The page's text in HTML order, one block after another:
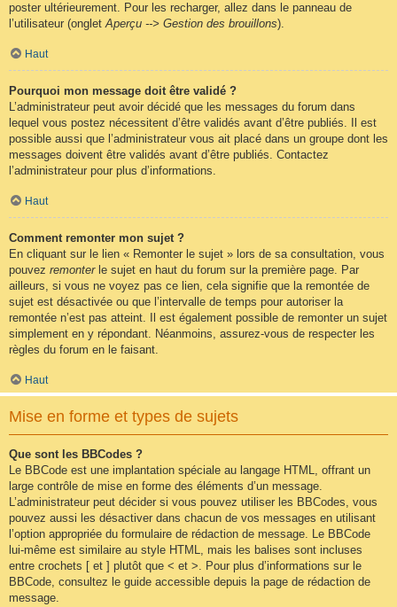
poster ultérieurement. Pour les recharger, allez dans le panneau de
l’utilisateur (ongletAperçu --> Gestion des brouillons).
Haut
Pourquoi mon message doit être validé ?
L’administrateur peut avoir décidé que les messages du forum dans
lequel vous postez nécessitent d’être validés avant d’être publiés. Il est
possible aussi que l’administrateur vous ait placé dans un groupe dont les
messages doivent être validés avant d’être publiés. Contactez
l’administrateur pour plus d’informations.
Haut
Comment remonter mon sujet ?
En cliquant sur le lien « Remonter le sujet » lors de sa consultation, vous
pouvez remonterle sujet en haut du forum sur la première page. Par
ailleurs, si vous ne voyez pas ce lien, cela signifie que la remontée de
sujet est désactivée ou que l’intervalle de temps pour autoriser la
remontée n’est pas atteint. Il est également possible de remonter un sujet
simplement en y répondant. Néanmoins, assurez-vous de respecter les
règles du forum en le faisant.
Haut
Mise en forme et types de sujets
Que sont les BBCodes ?
Le BBCode est une implantation spéciale au langage HTML, offrant un
large contrôle de mise en forme des éléments d’un message.
L’administrateur peut décider si vous pouvez utiliser les BBCodes, vous
pouvez aussi les désactiver dans chacun de vos messages en utilisant
l’option appropriée du formulaire de rédaction de message. Le BBCode
lui-même est similaire au style HTML, mais les balises sont incluses
entre crochets [ et ] plutôt que < et >. Pour plus d’informations sur le
BBCode, consultez le guide accessible depuis la page de rédaction de
message.